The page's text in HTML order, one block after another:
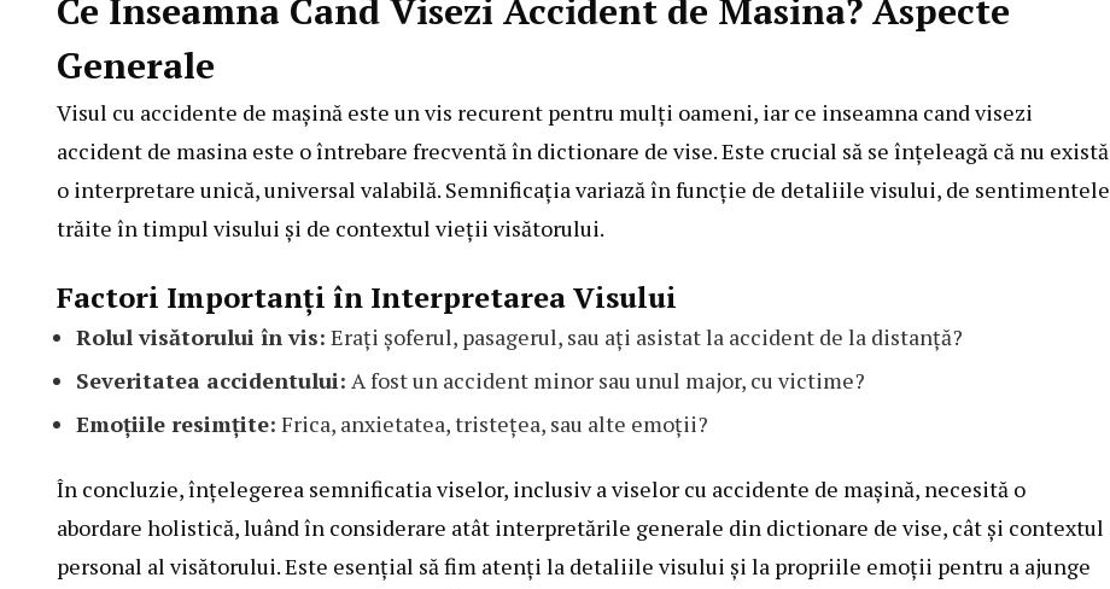
Ce Inseamna Cand Visezi Accident de Masina? Aspecte
Generale
Visul cu accidente de mașină este un vis recurent pentru mulți oameni, iar ce inseamna cand visezi
accident de masina este o întrebare frecventă în dictionare de vise. Este crucial să se înțeleagă că nu există
o interpretare unică, universal valabilă. Semnificația variază în funcție de detaliile visului, de sentimentele
trăite în timpul visului și de contextul vieții visătorului.
Factori Importanți în Interpretarea Visului
Rolul visătorului în vis: Erați șoferul, pasagerul, sau ați asistat la accident de la distanță?
Severitatea accidentului: A fost un accident minor sau unul major, cu victime?
Emoțiile resimțite: Frica, anxietatea, tristețea, sau alte emoții?
În concluzie, înțelegerea semnificatia viselor, inclusiv a viselor cu accidente de mașină, necesită o
abordare holistică, luând în considerare atât interpretările generale din dictionare de vise, cât și contextul
personal al visătorului. Este esențial să fim atenți la detaliile visului și la propriile emoții pentru a ajunge